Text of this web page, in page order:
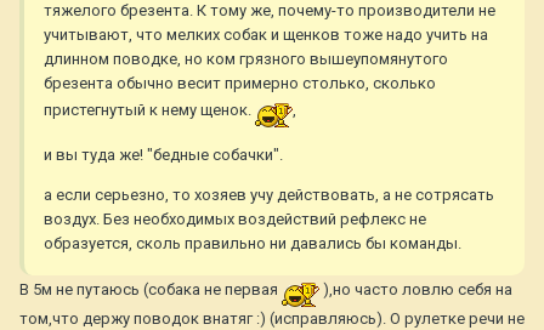
тяжелого брезента. К тому же, почему-то производители не
учитывают, что мелких собак и щенков тоже надо учить на
длинном поводке, но ком грязного вышеупомянутого
брезента обычно весит примерно столько, сколько
пристегнутый к нему щенок.
,
и вы туда же! "бедные собачки".
а если серьезно, то хозяев учу действовать, а не сотрясать
воздух. Без необходимых воздействий рефлекс не
образуется, сколь правильно ни давались бы команды.
В 5м не путаюсь (собака не первая
),но часто ловлю себя на
том,что держу поводок внатяг :) (исправляюсь). О рулетке речи не